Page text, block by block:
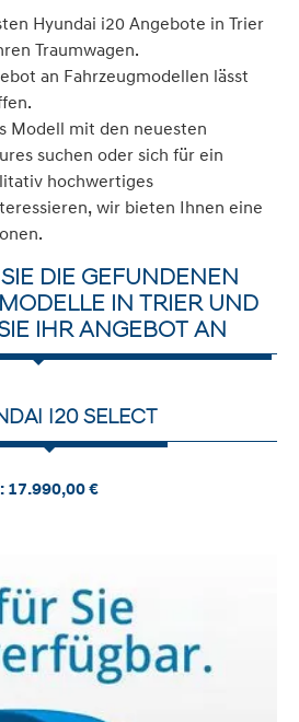
Hyundai i20 Angebote in Trier
Traumwagen.
an Fahrzeugmodellen lässt
Modell mit den neuesten
suchen oder sich für ein
hochwertiges
wir bieten Ihnen eine
DIE GEFUNDENEN
IN TRIER UND
IHR ANGEBOT AN
I20 SELECT
17.990,00 €